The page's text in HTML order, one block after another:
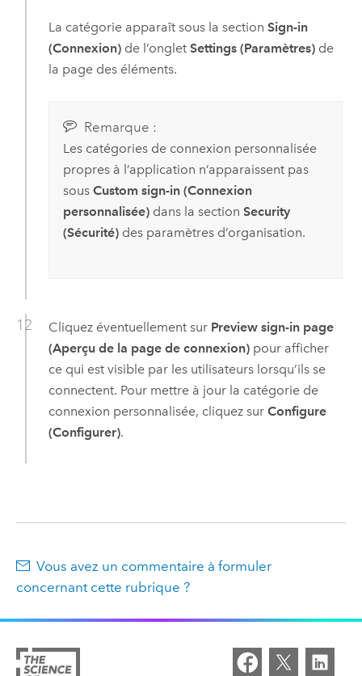
La catégorie apparaît sous la section Sign-in
(Connexion)de l’onglet Settings (Paramètres)de
la page des éléments.
Remarque :
Les catégories de connexion personnalisée
propres à l’application n’apparaissent pas
sous Custom sign-in (Connexion
personnalisée)dans la section Security
(Sécurité)des paramètres d’organisation.
Cliquez éventuellement sur Preview sign-in page
(Aperçu de la page de connexion)pour afficher
ce qui est visible par les utilisateurs lorsqu’ils se
connectent. Pour mettre à jour la catégorie de
connexion personnalisée, cliquez sur Configure
(Configurer).
Vous avez un commentaire à formuler
concernant cette rubrique ?